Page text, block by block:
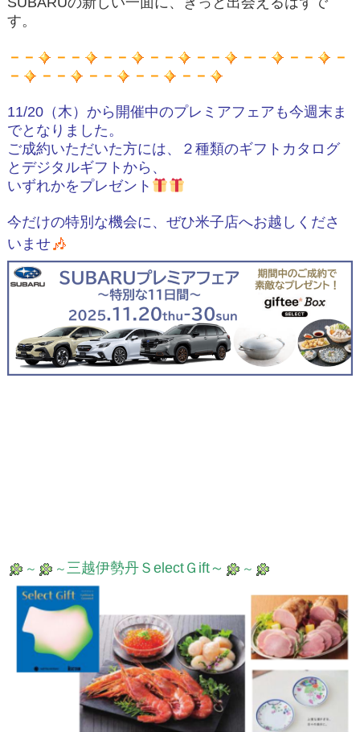
す。
－－ －－ －－ －－ －－ －－ －－
－
－
－－ －－ －－ －－
11/20（木）から開催中のプレミアフェアも今週末ま
でとなりました。
ご成約いただいた方には、２種類のギフトカタログ
とデジタルギフトから、
いずれかをプレゼント
今だけの特別な機会に、ぜひ米子店へお越しくださ
いませ
～ ～ 三越伊勢丹ＳelectＧift～ ～